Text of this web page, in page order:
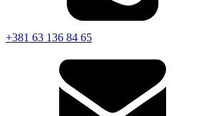
+381 63 136 84 65